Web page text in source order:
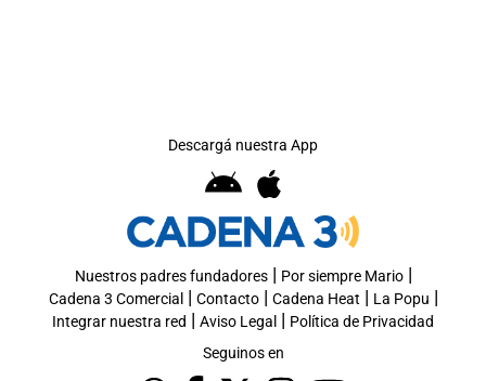
Descargá nuestra App
Nuestros padres fundadores| Por siempre Mario|
Cadena 3 Comercial | Contacto| Cadena Heat | La Popu |
Integrar nuestra red | Aviso Legal | Política de Privacidad
Seguinos en